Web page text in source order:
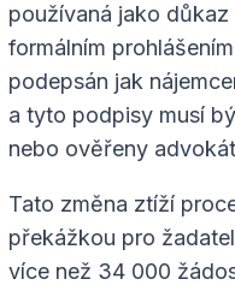
používaná jako
formálním
podepsán jak
a tyto podpisy musí
nebo ověřeny
Tato změna ztíží
překážkou pro
více než 34 000